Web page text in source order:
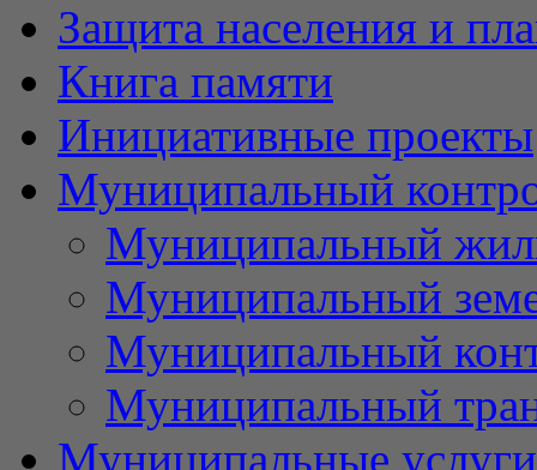
Защита населения и
Книга памяти
Инициативные проекты
Муниципальный
Муниципальный
Муниципальный
Муниципальный
Муниципальный
Муниципальные